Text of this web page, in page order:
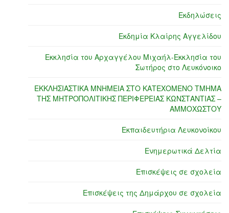
Εκδηλώσεις
Εκδημία Κλαίρης Αγγελίδου
Εκκλησία του Αρχαγγέλου Μιχαήλ-Εκκλησία του
Σωτήρος στο Λευκόνοικο
ΕΚΚΛΗΣΙΑΣΤΙΚΑ ΜΝΗΜΕΙΑ ΣΤΟ ΚΑΤΕΧΟΜΕΝΟ ΤΜΗΜΑ
ΤΗΣ ΜΗΤΡΟΠΟΛΙΤΙΚΗΣ ΠΕΡΙΦΕΡΕΙΑΣ ΚΩΝΣΤΑΝΤΙΑΣ –
ΑΜΜΟΧΩΣΤΟΥ
Εκπαιδευτήρια Λευκονοίκου
Ενημερωτικά Δελτία
Επισκέψεις σε σχολεία
Επισκέψεις της Δημάρχου σε σχολεία